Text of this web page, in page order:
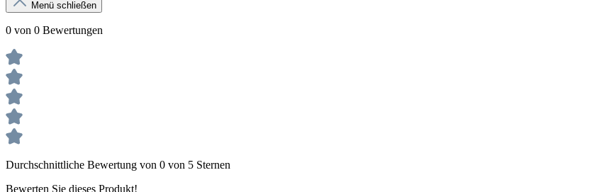
Menü schließen
0 von 0 Bewertungen
Durchschnittliche Bewertung von 0 von 5 Sternen
Bewerten Sie dieses Produkt!